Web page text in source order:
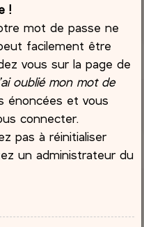
!
mot de passe ne
facilement être
vous sur la page de
oublié mon mot de
énoncées et vous
connecter.
pas à réinitialiser
un administrateur du